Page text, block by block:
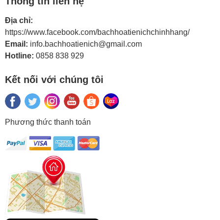
chip devil's arrow cầm trên taybộ phỉnh poker 300 chip
chip poker devil's arrow có thiết kế nổi bật trên nền màu
Địa chỉ:
https://www.facebook.com/bachhoatienichchinhhang/
Email: info.bachhoatienich@gmail.com
Hotline: 0858 838 929
Kết nối với chúng tôi
Phương thức thanh toán